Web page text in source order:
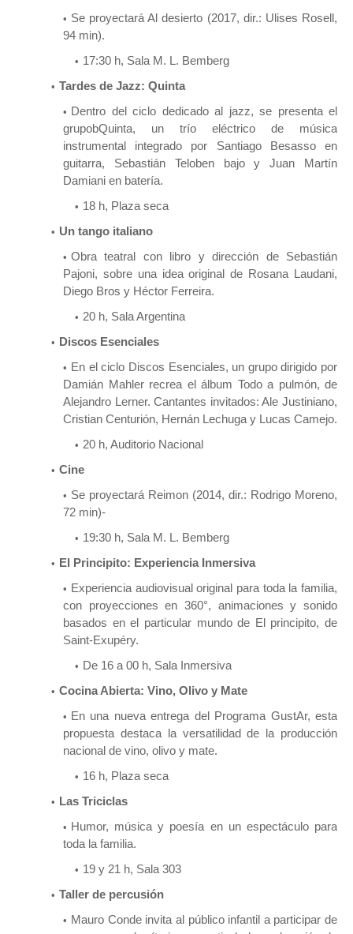
Se proyectará Al desierto (2017, dir.: Ulises Rosell,
94 min).
17:30 h, Sala M. L. Bemberg
Tardes de Jazz: Quinta
Dentro del ciclo dedicado al jazz, se presenta el
grupobQuinta, un trío eléctrico de música
instrumental integrado por Santiago Besasso en
guitarra, Sebastián Teloben bajo y Juan Martín
Damiani en batería.
18 h, Plaza seca
Un tango italiano
Obra teatral con libro y dirección de Sebastián
Pajoni, sobre una idea original de Rosana Laudani,
Diego Bros y Héctor Ferreira.
20 h, Sala Argentina
Discos Esenciales
En el ciclo Discos Esenciales, un grupo dirigido por
Damián Mahler recrea el álbum Todo a pulmón, de
Alejandro Lerner. Cantantes invitados: Ale Justiniano,
Cristian Centurión, Hernán Lechuga y Lucas Camejo.
20 h, Auditorio Nacional
Cine
Se proyectará Reimon (2014, dir.: Rodrigo Moreno,
72 min)-
19:30 h, Sala M. L. Bemberg
El Principito: Experiencia Inmersiva
Experiencia audiovisual original para toda la familia,
con proyecciones en 360°, animaciones y sonido
basados en el particular mundo de El principito, de
Saint-Exupéry.
De 16 a 00 h, Sala Inmersiva
Cocina Abierta: Vino, Olivo y Mate
En una nueva entrega del Programa GustAr, esta
propuesta destaca la versatilidad de la producción
nacional de vino, olivo y mate.
16 h, Plaza seca
Las Triciclas
Humor, música y poesía en un espectáculo para
toda la familia.
19 y 21 h, Sala 303
Taller de percusión
Mauro Conde invita al público infantil a participar de